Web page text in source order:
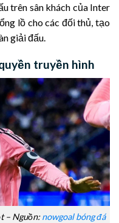
trên sân khách của Inter
lồ cho các đối thủ, tạo
giải đấu.
truyền hình
– Nguồn:nowgoal bóng đá